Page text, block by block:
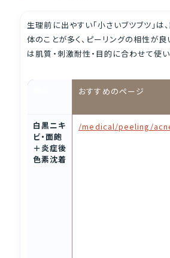
生理前に出やすい「小さいブツブツ」は
体のことが多く、ピーリングの相性が良
は肌質・刺激耐性・目的に合わせて使い
おすすめのページ
白黒ニキ
ビ・面皰
＋炎症後
色素沈着
/medical/peeling/